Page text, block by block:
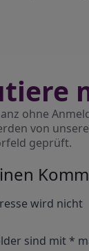
ohne
von
geprüft.
wird nicht
sind mit*